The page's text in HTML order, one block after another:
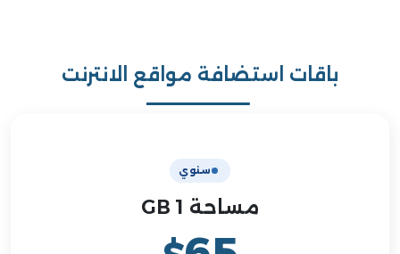
باقات استضافة مواقع الانترنت
سنوي
مساحة 1 GB